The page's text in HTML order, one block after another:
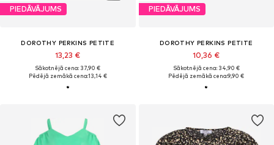
PIEDĀVĀJUMS
DOROTHY PERKINS PETITE
13,23 €
Sākotnējā cena: 37,90 €
Pēdējā zemākā cena:13,14 €
PIEDĀVĀJUMS
DOROTHY PERKINS PETITE
10,36 €
Sākotnējā cena: 34,90 €
Pēdējā zemākā cena:9,90 €